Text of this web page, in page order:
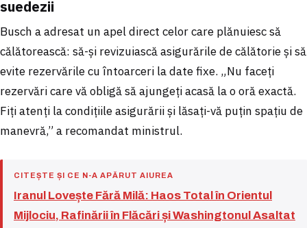
suedezii
Busch a adresat un apel direct celor care plănuiesc să
călătorească: să-și revizuiască asigurările de călătorie și să
evite rezervările cu întoarceri la date fixe. „Nu faceți
rezervări care vă obligă să ajungeți acasă la o oră exactă.
Fiți atenți la condițiile asigurării și lăsați-vă puțin spațiu de
manevră,” a recomandat ministrul.
CITEȘTE ȘI CE N-A APĂRUT AIUREA
Iranul Lovește Fără Milă: Haos Total în Orientul
Mijlociu, Rafinării în Flăcări și Washingtonul Asaltat